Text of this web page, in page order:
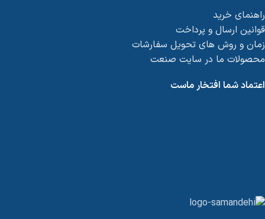
راهنمای خرید
قوانین ارسال و پرداخت
زمان و روش های تحویل سفارشات
محصولات ما در سایت صنعت
اعتماد شما افتخار ماست